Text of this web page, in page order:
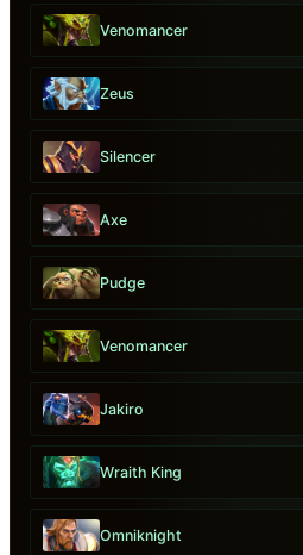
Venomancer
Zeus
Silencer
Axe
Pudge
Venomancer
Jakiro
Wraith King
Omniknight